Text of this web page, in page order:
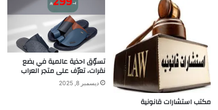
مكتب استشارات قانونية
تسوّق احذية عالمية في بضع
نقرات، تعرّف على متجر العراب
ديسمبر 8, 2025